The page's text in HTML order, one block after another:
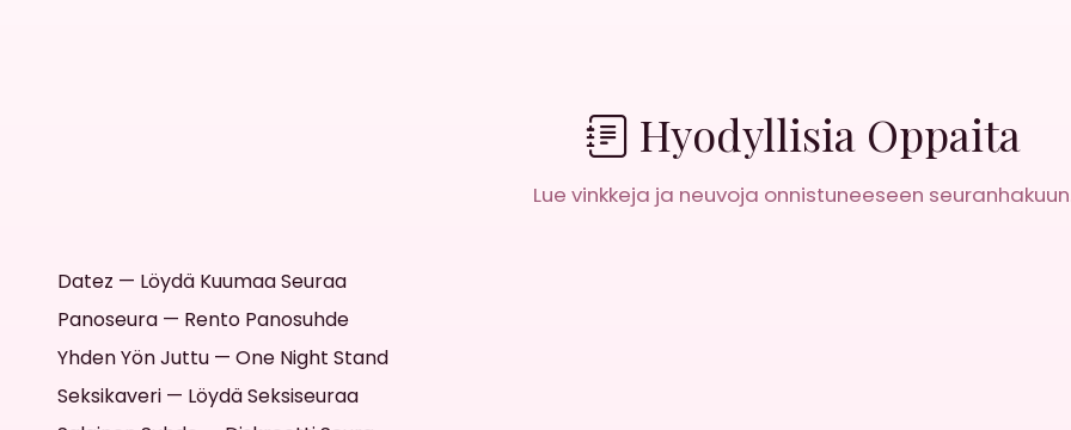
Hyodyllisia Oppaita
Lue vinkkeja ja neuvoja onnistuneeseen
Datez — Löydä Kuumaa Seuraa
Panoseura — Rento Panosuhde
Yhden Yön Juttu — One Night Stand
Seksikaveri — Löydä Seksiseuraa